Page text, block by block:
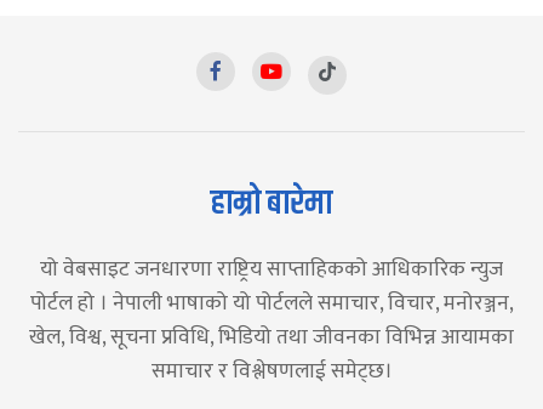
हाम्रो बारेमा
यो वेबसाइट जनधारणा राष्ट्रिय साप्ताहिकको आधिकारिक न्युज
पोर्टल हो । नेपाली भाषाको यो पोर्टलले समाचार, विचार, मनोरञ्जन,
खेल, विश्व, सूचना प्रविधि, भिडियो तथा जीवनका विभिन्न आयामका
समाचार र विश्लेषणलाई समेट्छ।